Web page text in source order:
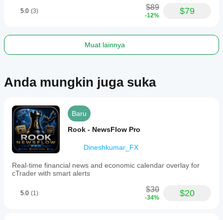
order
trend
developing
based
liquidity-
based
trading
setups.
Profil indikator
5.0 (3) $89
-12% $79
Muat lainnya
Anda mungkin juga suka
Baru
Rook - NewsFlow Pro
Dineshkumar_FX
Real-time financial news and economic calendar overlay for
cTrader with smart alerts
5.0 (1) $30
-34% $20